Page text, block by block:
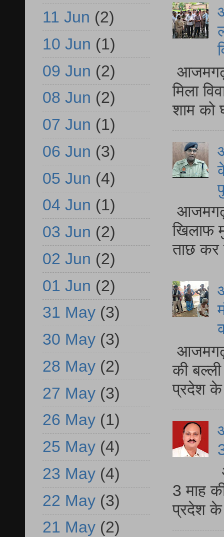
आजमगढ़
मिला
शाम को
आजमगढ़
खिलाफ
ताछ कर
आजमगढ़
की
प्रदेश
3 माह
प्रदेश
11 Jun (2)
10 Jun (1)
09 Jun (2)
08 Jun (2)
07 Jun (1)
06 Jun (3)
05 Jun (4)
04 Jun (1)
03 Jun (2)
02 Jun (2)
01 Jun (2)
31 May (3)
30 May (3)
28 May (2)
27 May (3)
26 May (1)
25 May (4)
23 May (4)
22 May (3)
21 May (2)